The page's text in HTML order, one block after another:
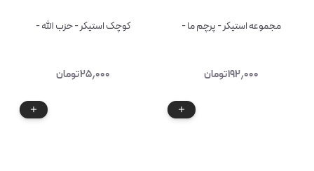
مجموعه استیکر - پرچم ما -
۱۹۲٫۰۰۰تومان
کوچک استیکر - حزب الله -
۲۵٫۰۰۰تومان